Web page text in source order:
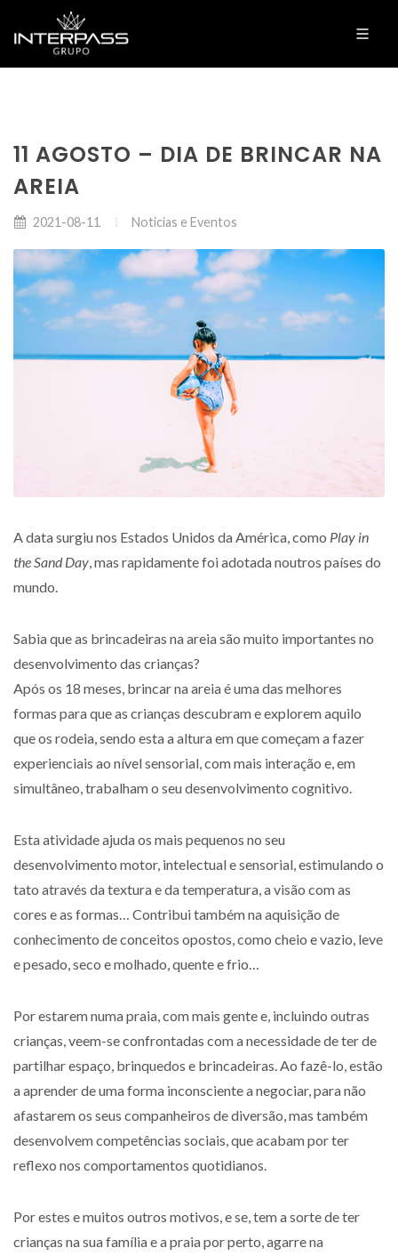
11 AGOSTO – DIA DE BRINCAR NA
AREIA
2021-08-11 Noticias e Eventos
A data surgiu nos Estados Unidos da América, como Play in
the Sand Day , mas rapidamente foi adotada noutros países do
mundo.
Sabia que as brincadeiras na areia são muito importantes no
desenvolvimento das crianças?
Após os 18 meses, brincar na areia é uma das melhores
formas para que as crianças descubram e explorem aquilo
que os rodeia, sendo esta a altura em que começam a fazer
experienciais ao nível sensorial, com mais interação e, em
simultâneo, trabalham o seu desenvolvimento cognitivo.
Esta atividade ajuda os mais pequenos no seu
desenvolvimento motor, intelectual e sensorial, estimulando o
tato através da textura e da temperatura, a visão com as
cores e as formas… Contribui também na aquisição de
conhecimento de conceitos opostos, como cheio e vazio, leve
e pesado, seco e molhado, quente e frio…
Por estarem numa praia, com mais gente e, incluindo outras
crianças, veem-se confrontadas com a necessidade de ter de
partilhar espaço, brinquedos e brincadeiras. Ao fazê-lo, estão
a aprender de uma forma inconsciente a negociar, para não
afastarem os seus companheiros de diversão, mas também
desenvolvem competências sociais, que acabam por ter
reflexo nos comportamentos quotidianos.
Por estes e muitos outros motivos, e se, tem a sorte de ter
crianças na sua família e a praia por perto, agarre na